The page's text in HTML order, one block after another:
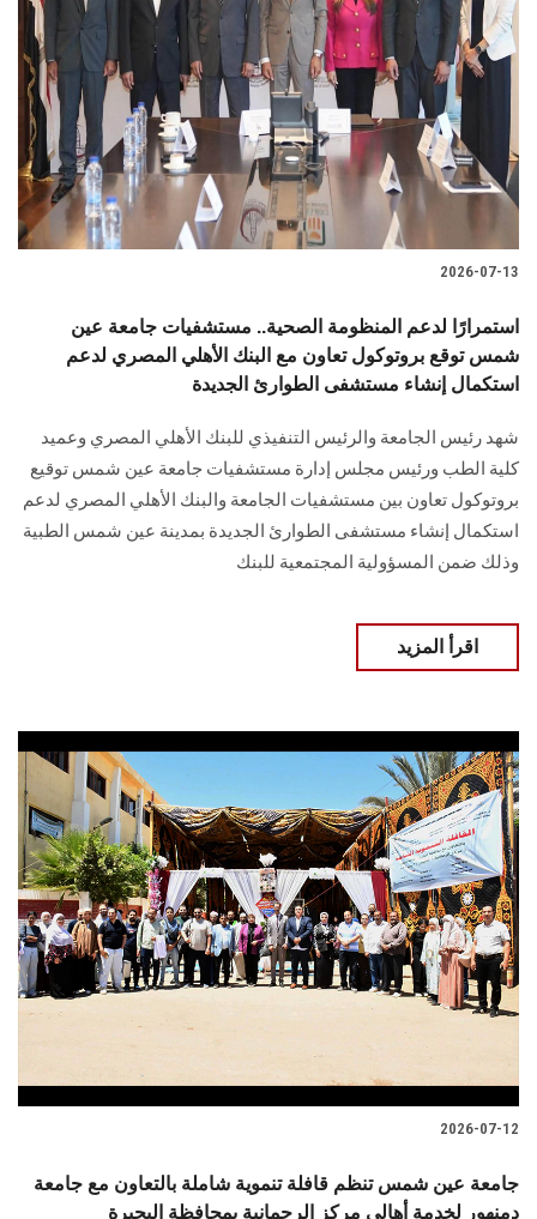
2026-07-13
استمرارًا لدعم المنظومة الصحية.. مستشفيات جامعة عين
شمس توقع بروتوكول تعاون مع البنك الأهلي المصري لدعم
استكمال إنشاء مستشفى الطوارئ الجديدة
شهد رئيس الجامعة والرئيس التنفيذي للبنك الأهلي المصري وعميد
كلية الطب ورئيس مجلس إدارة مستشفيات جامعة عين شمس توقيع
بروتوكول تعاون بين مستشفيات الجامعة والبنك الأهلي المصري لدعم
استكمال إنشاء مستشفى الطوارئ الجديدة بمدينة عين شمس الطبية
وذلك ضمن المسؤولية المجتمعية للبنك
اقرأ المزيد
2026-07-12
جامعة عين شمس تنظم قافلة تنموية شاملة بالتعاون مع جامعة
دمنهور لخدمة أهالي مركز الرحمانية بمحافظة البحيرة